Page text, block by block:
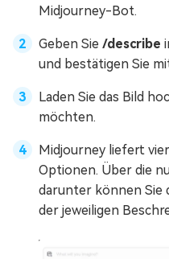
Midjourney-Bot.
Geben Sie /describe
und bestätigen Sie
Laden Sie das Bild
möchten.
Midjourney liefert
Optionen. Über die
darunter können Sie
der jeweiligen